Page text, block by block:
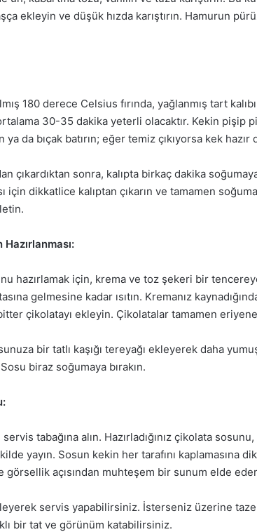
ekleyin ve düşük hızda karıştırın. Hamurun
180 derece Celsius fırında, yağlanmış tart
30-35 dakika yeterli olacaktır. Kekin pişip
da bıçak batırın; eğer temiz çıkıyorsa kek hazır
çıkardıktan sonra, kalıpta birkaç dakika
için dikkatlice kalıptan çıkarın ve tamamen
hazırlamak için, krema ve toz şekeri bir
gelmesine kadar ısıtın. Kremanız
çikolatayı ekleyin. Çikolatalar tamamen eriyene
bir tatlı kaşığı tereyağı ekleyerek daha
biraz soğumaya bırakın.
tabağına alın. Hazırladığınız çikolata
yayın. Sosun kekin her tarafını kaplamasına
görsellik açısından muhteşem bir sunum elde
servis yapabilirsiniz. İsterseniz üzerine taze
bir tat ve görünüm katabilirsiniz.